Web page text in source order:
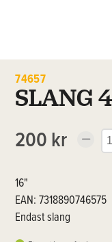
74657
SLANG
200 kr
16"
EAN: 7318890746575
Endast slang